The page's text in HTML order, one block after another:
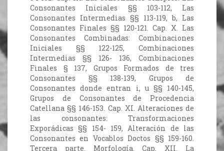
Consonantes Iniciales §§ 103-112, Las
Consonantes Intermedias §§ 113-119, b, Las
Consonantes Finales §§ 120-121. Cap. X. Las
Consonantes Combinadas: Combinaciones
Iniciales §§ 122-125, Combinaciones
Intermedias §§ 126- 136, Combinaciones
Finales § 137, Grupos Formados de tres
Consonantes §§ 138-139, Grupos de
Consonantes donde entran i, u §§ 140-145,
Grupos de Consonantes de Procedencia
Catellana §§ 146-153. Cap. XI. Alteraciones de
las consonantes: Transformaciones
Exporádicas §§ 154- 159, Alteración de las
Consonantes en Vocablos Doctos §§ 159-160.
Tercera parte. Morfología. Cap. XII. La